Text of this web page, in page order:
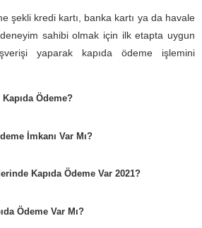
şekli kredi kartı, banka kartı ya da havale
sahibi olmak için ilk etapta uygun
yaparak kapıda ödeme işlemini
Ödeme?
İmkanı Var Mı?
Kapıda Ödeme Var 2021?
Ödeme Var Mı?